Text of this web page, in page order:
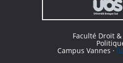
Faculté Droit &
Campus Vannes ·